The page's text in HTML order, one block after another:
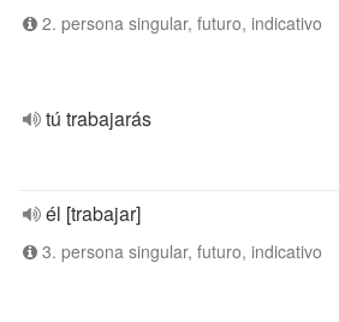
2. persona singular, futuro, indicativo
tú trabajarás
él [trabajar]
3. persona singular, futuro, indicativo